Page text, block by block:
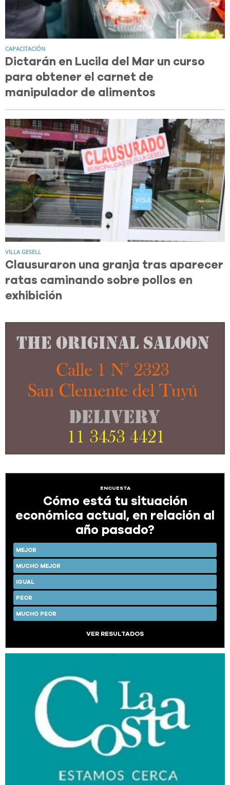
CAPACITACIÓN
Dictarán en Lucila del Mar un curso
para obtener el carnet de
manipulador de alimentos
VILLA GESELL
Clausuraron una granja tras aparecer
ratas caminando sobre pollos en
exhibición
ENCUESTA
Cómo está tu situación
económica actual, en relación al
año pasado?
MEJOR
MUCHO MEJOR
IGUAL
PEOR
MUCHO PEOR
VER RESULTADOS